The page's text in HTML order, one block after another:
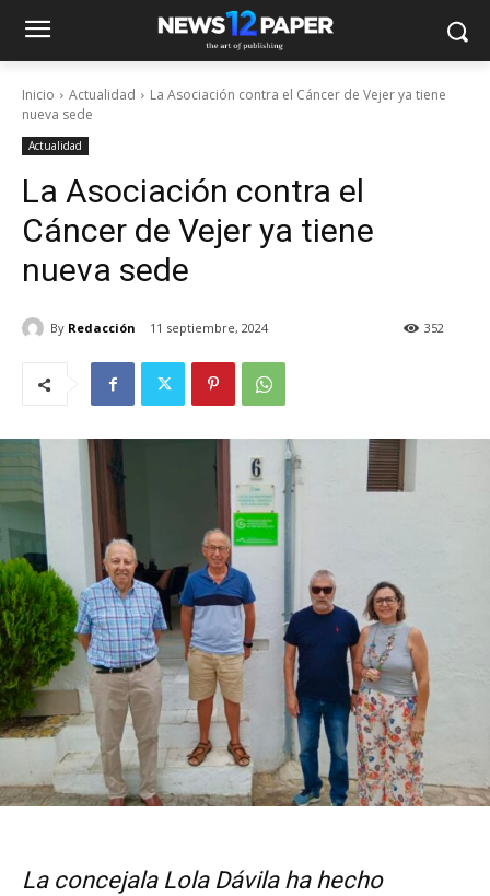
Inicio Actualidad
La Asociación contra el Cáncer de Vejer ya tiene
nueva sede
Actualidad
La Asociación contra el
Cáncer de Vejer ya tiene
nueva sede
By Redacción 11 septiembre, 2024 352
La concejala Lola Dávila ha hecho